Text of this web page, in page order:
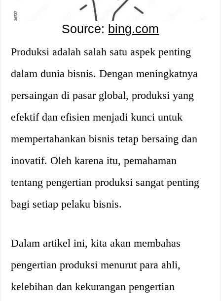
Source: bing.com
Produksi adalah salah satu aspek penting
dalam dunia bisnis. Dengan meningkatnya
persaingan di pasar global, produksi yang
efektif dan efisien menjadi kunci untuk
mempertahankan bisnis tetap bersaing dan
inovatif. Oleh karena itu, pemahaman
tentang pengertian produksi sangat penting
bagi setiap pelaku bisnis.
Dalam artikel ini, kita akan membahas
pengertian produksi menurut para ahli,
kelebihan dan kekurangan pengertian